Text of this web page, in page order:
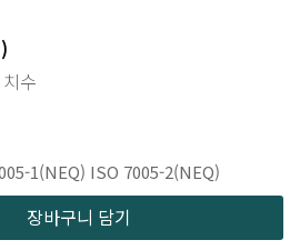
수
1(NEQ) ISO 7005-2(NEQ)
장바구니 담기